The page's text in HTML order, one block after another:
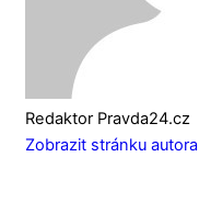
Redaktor Pravda24.cz
Zobrazit stránku autora